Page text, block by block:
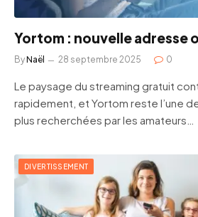
Yortom : nouvelle adresse
ByNaël 28 septembre 2025 0
Le paysage du streaming gratuit
rapidement, et Yortom reste l’une
plus recherchées par les amateurs…
DIVERTISSEMENT